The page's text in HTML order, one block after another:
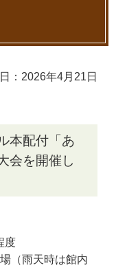
：2026年4月21日
本配付「あ
会を開催し
度
（雨天時は館内